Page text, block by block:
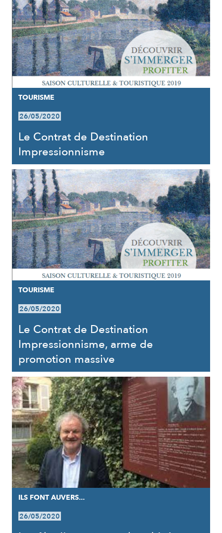
TOURISME
26/05/2020
Le Contrat de Destination
Impressionnisme
TOURISME
26/05/2020
Le Contrat de Destination
Impressionnisme, arme de
promotion massive
ILS FONT AUVERS...
26/05/2020